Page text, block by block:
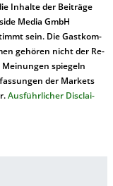
In­hal­te der Bei­trä­ge
Me­dia GmbH
sein. Die Gast­kom­
ge­hör­en nicht der Re­
spie­geln
der Mar­kets
Aus­führ­lich­er Dis­clai­